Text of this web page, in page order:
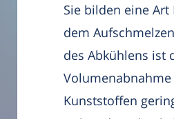
Sie bilden eine Art
dem
des Abkühlens ist
Kunststoffen